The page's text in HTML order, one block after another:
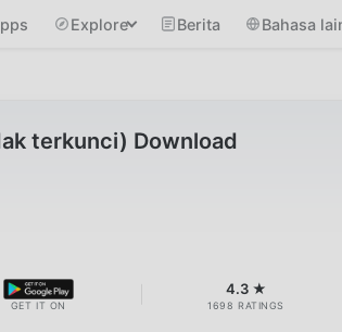
Explore Berita Bahasa
terkunci) Download
GET IT ON
4.3 ★
1698 RATINGS